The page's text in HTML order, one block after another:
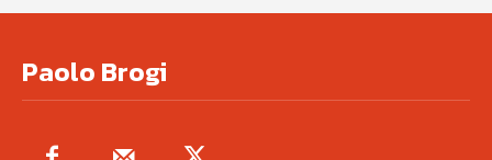
Paolo Brogi